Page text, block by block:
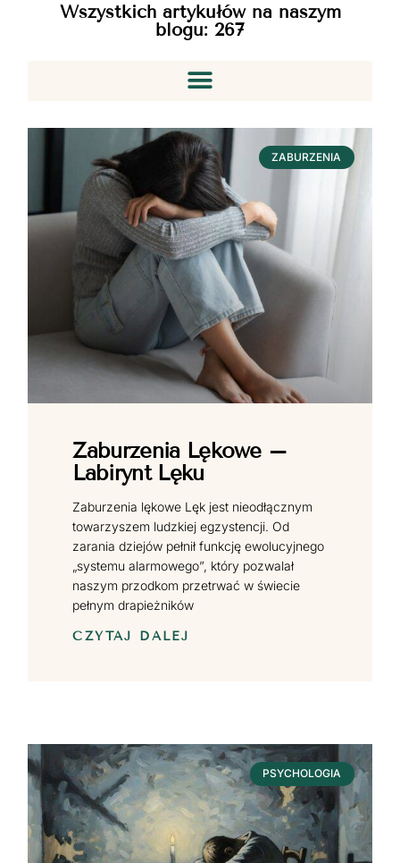
Wszystkich artykułów na naszym
blogu: 267
ZABURZENIA
Zaburzenia Lękowe –
Labirynt Lęku
Zaburzenia lękowe Lęk jest nieodłącznym
towarzyszem ludzkiej egzystencji. Od
zarania dziejów pełnił funkcję ewolucyjnego
„systemu alarmowego”, który pozwalał
naszym przodkom przetrwać w świecie
pełnym drapieżników
CZYTAJ DALEJ
PSYCHOLOGIA